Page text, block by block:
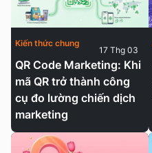
QR Code Marketing: Khi
mã QR trở thành công
cụ đo lường chiến dịch
marketing
Kiến thức chung
17 Thg 03